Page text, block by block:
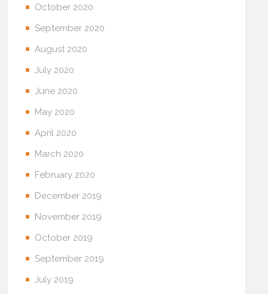
October 2020
September 2020
August 2020
July 2020
June 2020
May 2020
April 2020
March 2020
February 2020
December 2019
November 2019
October 2019
September 2019
July 2019